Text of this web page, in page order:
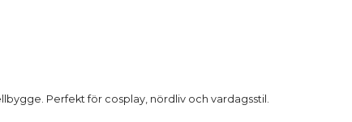
Perfekt för cosplay, nördliv och vardagsstil.